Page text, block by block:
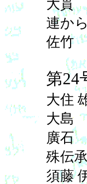
大貫
連か
佐竹
第24
大住
大島
廣石
殊伝
須藤